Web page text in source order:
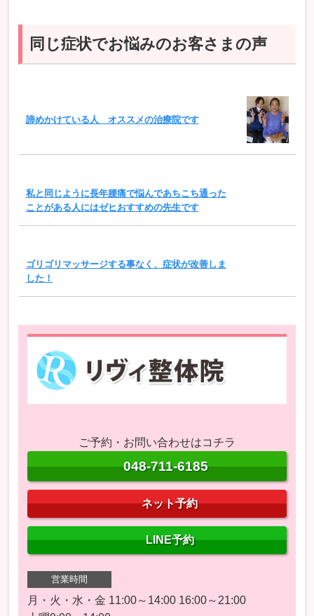
同じ症状でお悩みのお客さまの声
諦めかけている人 オススメの治療院です
私と同じように長年腰痛で悩んであちこち通った
ことがある人にはゼヒおすすめの先生です
ゴリゴリマッサージする事なく、症状が改善しま
した！
ご予約・お問い合わせはコチラ
048-711-6185
ネット予約
LINE予約
営業時間
月・火・水・金 11:00～14:00 16:00～21:00